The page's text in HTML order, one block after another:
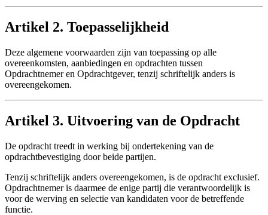
Artikel 2. Toepasselijkheid
Deze algemene voorwaarden zijn van toepassing op alle
overeenkomsten, aanbiedingen en opdrachten tussen
Opdrachtnemer en Opdrachtgever, tenzij schriftelijk anders is
overeengekomen.
Artikel 3. Uitvoering van de Opdracht
De opdracht treedt in werking bij ondertekening van de
opdrachtbevestiging door beide partijen.
Tenzij schriftelijk anders overeengekomen, is de opdracht exclusief.
Opdrachtnemer is daarmee de enige partij die verantwoordelijk is
voor de werving en selectie van kandidaten voor de betreffende
functie.